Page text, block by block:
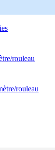
rouleau
rouleau